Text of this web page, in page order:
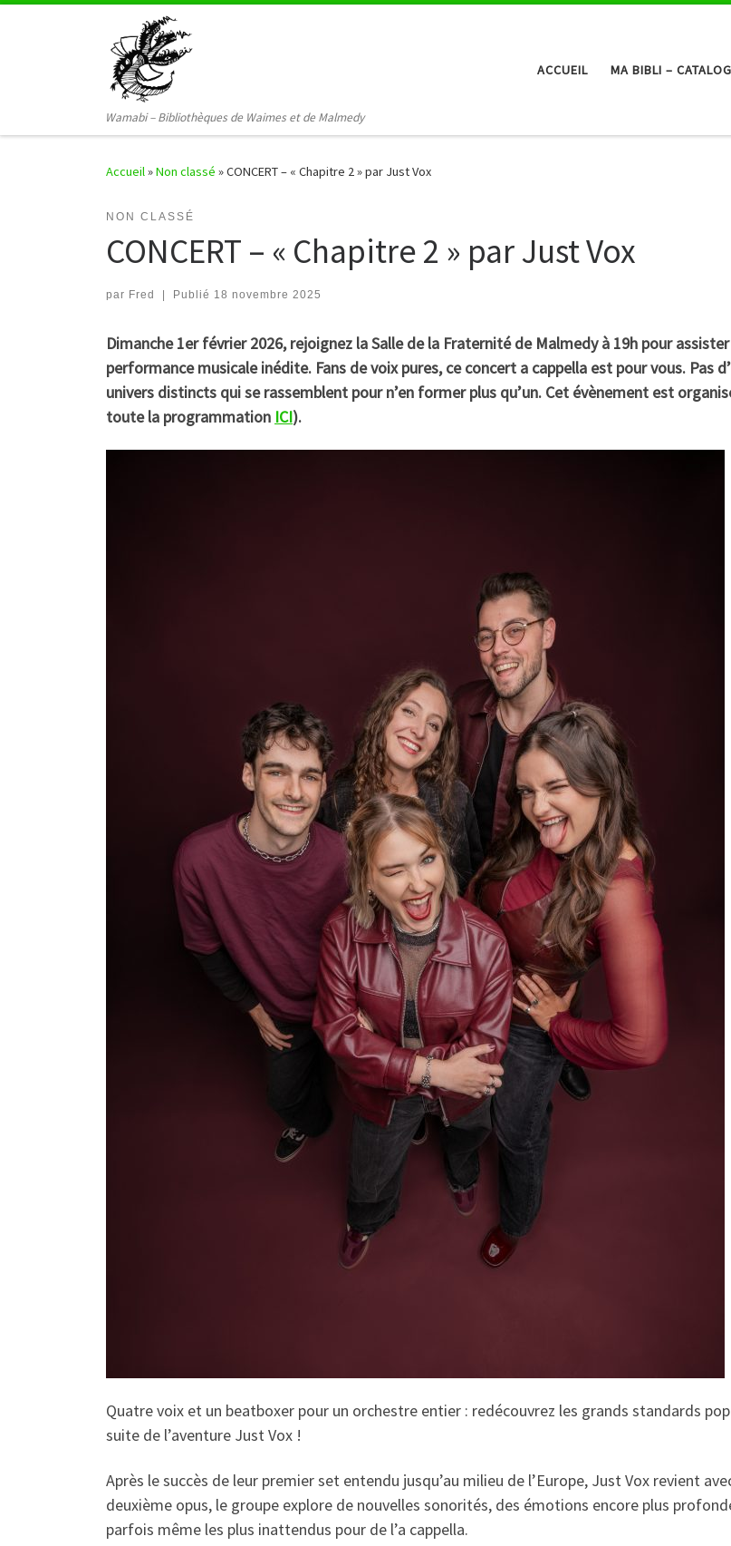
Wamabi – Bibliothèques de Waimes et de Malmedy
ACCUEIL MA BIBLI –
Accueil»Non classé »CONCERT – « Chapitre 2 » par Just Vox
NON CLASSÉ
CONCERT – « Chapitre 2 » par Just Vox
par Fred Publié 18 novembre 2025
Dimanche 1er février 2026, rejoignez la Salle de la Fraternité de Malmedy à 19h pour
performance musicale inédite. Fans de voix pures, ce concert a cappella est pour vous. Pas
univers distincts qui se rassemblent pour n’en former plus qu’un. Cet évènement est
toute la programmation ICI).
Quatre voix et un beatboxer pour un orchestre entier : redécouvrez les grands standards
suite de l’aventure Just Vox !
Après le succès de leur premier set entendu jusqu’au milieu de l’Europe, Just Vox revient
deuxième opus, le groupe explore de nouvelles sonorités, des émotions encore plus
parfois même les plus inattendus pour de l’a cappella.